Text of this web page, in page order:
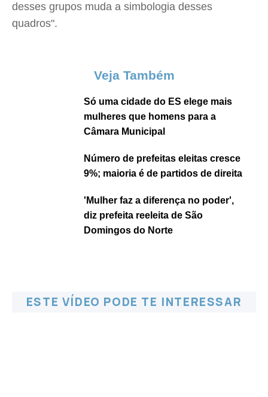
desses grupos muda a simbologia desses
quadros".
Veja Também
Só uma cidade do ES elege mais
mulheres que homens para a
Câmara Municipal
Número de prefeitas eleitas cresce
9%; maioria é de partidos de direita
'Mulher faz a diferença no poder',
diz prefeita reeleita de São
Domingos do Norte
ESTE VÍDEO PODE TE INTERESSAR